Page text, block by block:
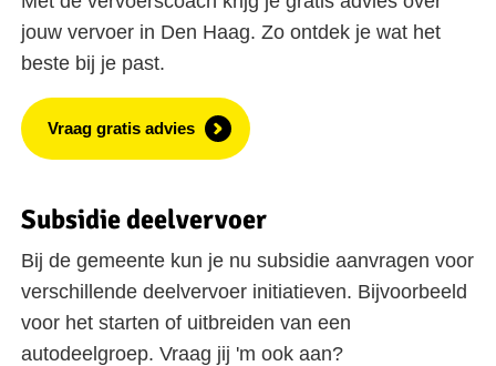
jouw vervoer in Den Haag. Zo ontdek je wat het
beste bij je past.
Vraag gratis advies
Subsidie deelvervoer
Bij de gemeente kun je nu subsidie aanvragen voor
verschillende deelvervoer initiatieven. Bijvoorbeeld
voor het starten of uitbreiden van een
autodeelgroep. Vraag jij 'm ook aan?